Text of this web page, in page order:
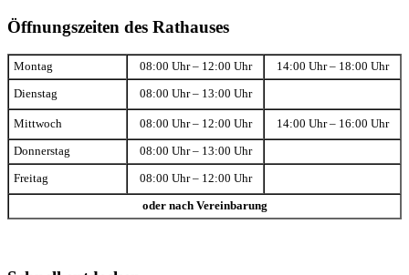
Öffnungszeiten des Rathauses
Montag 08:00 Uhr – 12:00 Uhr 14:00 Uhr – 18:00 Uhr
Dienstag 08:00 Uhr – 13:00 Uhr
Mittwoch 08:00 Uhr – 12:00 Uhr 14:00 Uhr – 16:00 Uhr
Donnerstag 08:00 Uhr – 13:00 Uhr
Freitag 08:00 Uhr – 12:00 Uhr
oder nach Vereinbarung